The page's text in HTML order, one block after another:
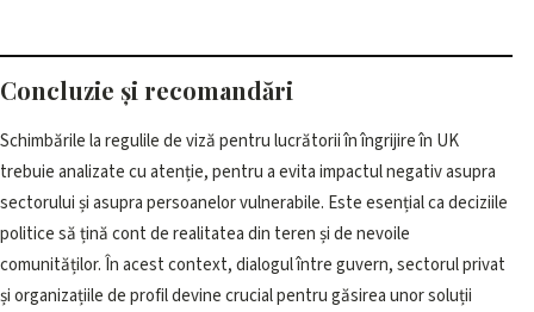
Concluzie și recomandări
Schimbările la regulile de viză pentru lucrătorii în îngrijire în UK
trebuie analizate cu atenție, pentru a evita impactul negativ asupra
sectorului și asupra persoanelor vulnerabile. Este esențial ca deciziile
politice să țină cont de realitatea din teren și de nevoile
comunităților. În acest context, dialogul între guvern, sectorul privat
și organizațiile de profil devine crucial pentru găsirea unor soluții